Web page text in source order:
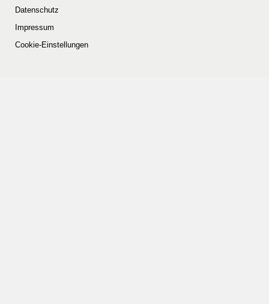
Datenschutz
Impressum
Cookie-Einstellungen